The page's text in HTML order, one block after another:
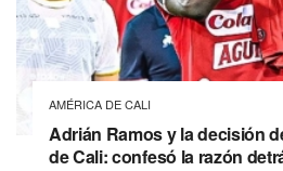
AMÉRICA DE CALI
Adrián Ramos y la decisión
de Cali: confesó la razón